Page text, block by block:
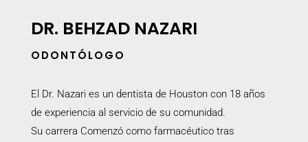
DR. BEHZAD NAZARI
ODONTÓLOGO
El Dr. Nazari es un dentista de Houston con 18 años
de experiencia al servicio de su comunidad.
Su carrera Comenzó como farmacéutico tras